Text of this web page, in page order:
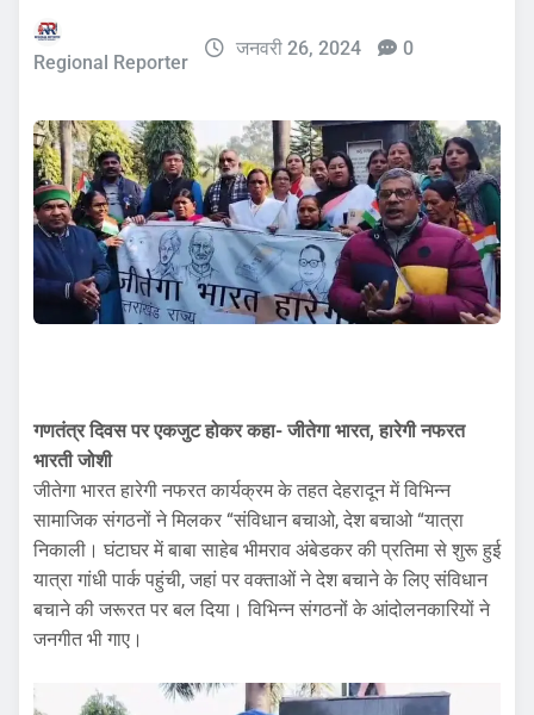
Regional Reporter
जनवरी 26, 2024 0
गणतंत्र दिवस पर एकजुट होकर कहा- जीतेगा भारत, हारेगी नफरत
भारती जोशी
जीतेगा भारत हारेगी नफरत कार्यक्रम के तहत देहरादून में विभिन्न
सामाजिक संगठनों ने मिलकर “संविधान बचाओ, देश बचाओ “यात्रा
निकाली। घंटाघर में बाबा साहेब भीमराव अंबेडकर की प्रतिमा से शुरू हुई
यात्रा गांधी पार्क पहुंची, जहां पर वक्ताओं ने देश बचाने के लिए संविधान
बचाने की जरूरत पर बल दिया। विभिन्न संगठनों के आंदोलनकारियों ने
जनगीत भी गाए।